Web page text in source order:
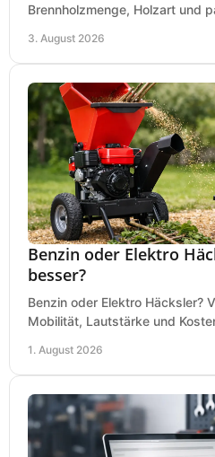
Brennholzmenge, Holzart und
3. August 2026
Benzin oder Elektro
besser?
Benzin oder Elektro Häcksler?
Mobilität, Lautstärke und
1. August 2026